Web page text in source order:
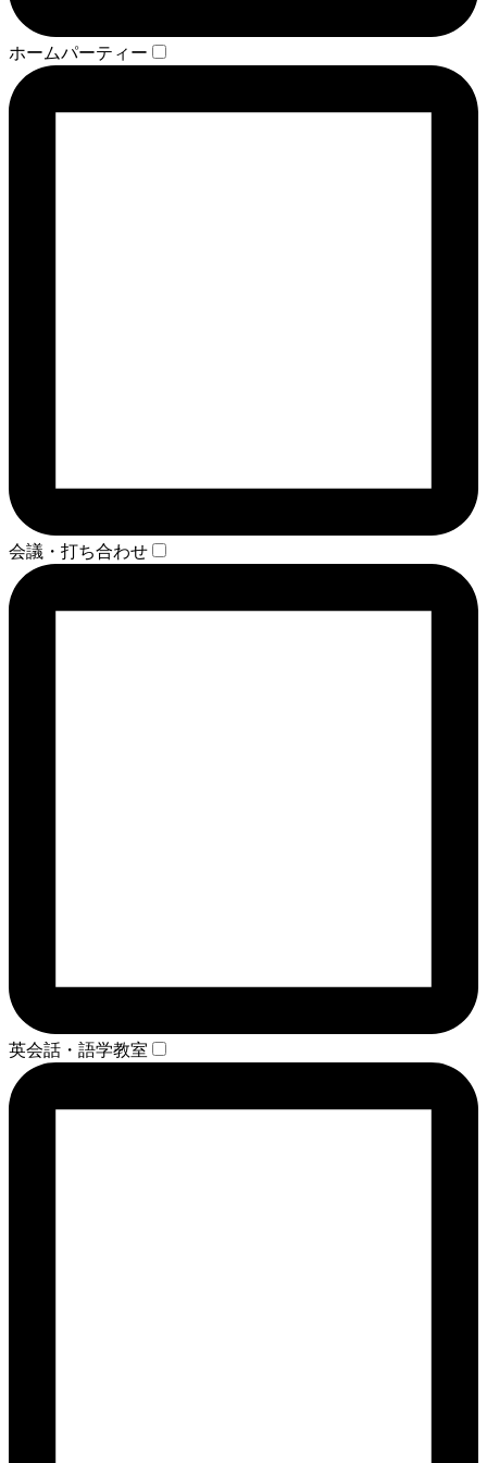
ホームパーティー
会議・打ち合わせ
英会話・語学教室